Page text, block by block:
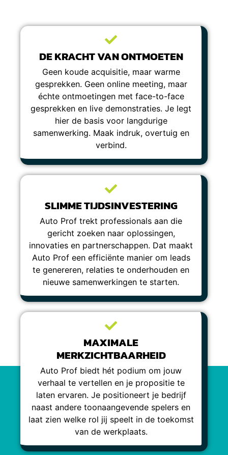
DE KRACHT VAN ONTMOETEN
Geen koude acquisitie, maar warme
gesprekken. Geen online meeting, maar
échte ontmoetingen met face-to-face
gesprekken en live demonstraties. Je legt
hier de basis voor langdurige
samenwerking. Maak indruk, overtuig en
verbind.
SLIMME TIJDSINVESTERING
Auto Prof trekt professionals aan die
gericht zoeken naar oplossingen,
innovaties en partnerschappen. Dat maakt
Auto Prof een efficiënte manier om leads
te genereren, relaties te onderhouden en
nieuwe samenwerkingen te starten.
MAXIMALE
MERKZICHTBAARHEID
Auto Prof biedt hét podium om jouw
verhaal te vertellen en je propositie te
laten ervaren. Je positioneert je bedrijf
naast andere toonaangevende spelers en
laat zien welke rol jij speelt in de toekomst
van de werkplaats.